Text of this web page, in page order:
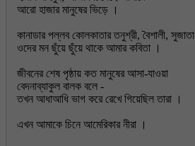
আরো হাজার মানুষের ভিড়ে ।
কানাডার পল্লব কোলকাতার তনুশ্রী, বৈশালী, সুজাতা
ওদের মন ছুঁয়ে ছুঁয়ে থাকে আমার কবিতা ।
জীবনের শেষ পৃষ্ঠায় কত মানুষের আসা-যাওয়া
বেদনাব্যাকুল বালক বলে -
তখন আধাআধি ভাগ করে রেখে গিয়েছিল তারা ।